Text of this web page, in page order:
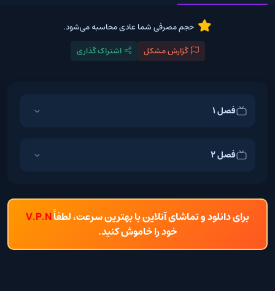
حجم مصرفی شما عادی محاسبه می‌شود.
گزارش مشکل
اشتراک گذاری
فصل 1
فصل 2
برای دانلود و تماشای آنلاین با بهترین سرعت، لطفاًV.P.N
خود را خاموش کنید.